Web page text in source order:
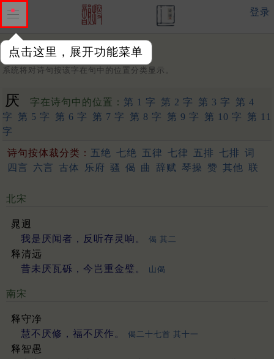
点击这里，展开功能菜单
登录
字：
系统将对诗句按该字在句中的位置分类显示。
厌 字在诗句中的位置： 第 1 字 第 2 字 第 3 字
第 4
字
第 5 字 第 6 字 第 7 字 第 8 字 第 9 字 第 10 字
第 11
字
诗句按体裁分类： 五绝 七绝 五律 七律 五排 七排 词
四言
六言 古体 乐府 骚 偈 曲 辞赋 琴操 赞 其他 联
北宋
晁迥
我是厌闻者，反听存灵响。
偈 其二
释清远
昔未厌瓦砾，今岂重金璧。
山偈
南宋
释守净
慧不厌修，福不厌作。
偈二十七首 其十一
释智愚